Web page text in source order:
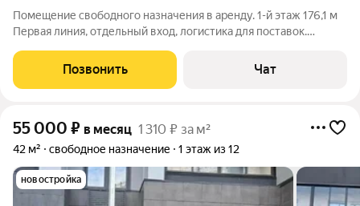
Помещение свободного назначения в аренду. 1-й этаж 176,1 м
Первая линия, отдельный вход, логистика для поставок.
свободного назначения на первой линии по адресу Сыктывкар,
ул. Водопьянова, 4. Отлично
Позвонить Чат
55 000 ₽ в месяц 1 310 ₽ за м²
42 м² свободное назначение 1 этаж из 12
новостройка